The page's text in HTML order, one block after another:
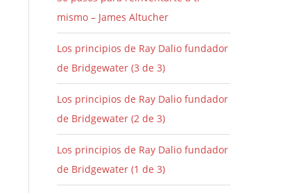
mismo – James Altucher
Los principios de Ray Dalio fundador
de Bridgewater (3 de 3)
Los principios de Ray Dalio fundador
de Bridgewater (2 de 3)
Los principios de Ray Dalio fundador
de Bridgewater (1 de 3)